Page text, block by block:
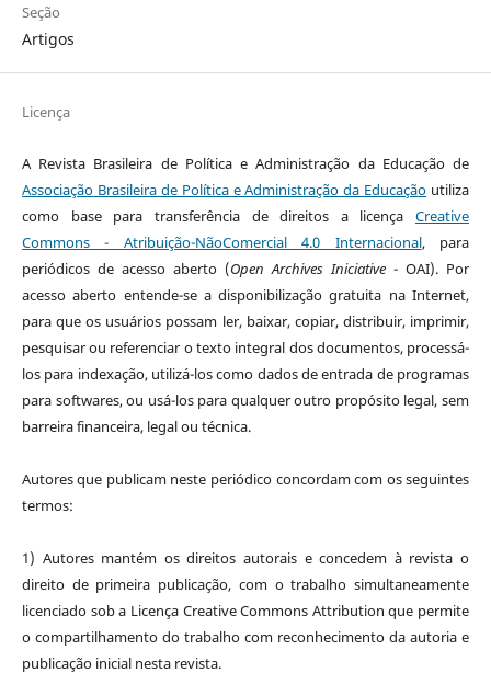
Seção
Artigos
Licença
A Revista Brasileira de Política e Administração da Educaçãode
Associação Brasileira de Política e Administração da Educação utiliza
como base para transferência de direitos a licençaCreative
Commons - Atribuição-NãoComercial 4.0 Internacional, para
periódicos de acesso aberto (Open Archives Iniciative - OAI). Por
acesso aberto entende-se a disponibilização gratuita na Internet,
para que os usuários possam ler, baixar, copiar, distribuir, imprimir,
pesquisar ou referenciar o texto integral dos documentos, processá-
los para indexação, utilizá-los como dados de entrada de programas
para softwares, ou usá-los para qualquer outro propósito legal, sem
barreira financeira, legal ou técnica.
Autores que publicam neste periódico concordam com os seguintes
termos:
1) Autores mantém os direitos autorais e concedem à revista o
direito de primeira publicação, com o trabalho simultaneamente
licenciado sob a Licença Creative Commons Attribution que permite
o compartilhamento do trabalho com reconhecimento da autoria e
publicação inicial nesta revista.